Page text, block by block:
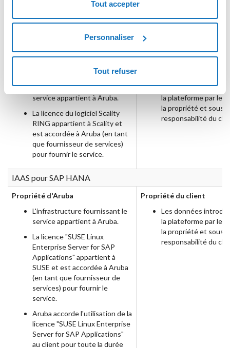
Tout accepter
Personnaliser
Tout refuser
propriété et sous la
Cloud Object Storage
L'infrastructure fournissant le
service appartient à Aruba.
La licence du logiciel Scality
RING appartient à Scality et
est accordée à Aruba (en tant
que fournisseur de services)
pour fournir le service.
Les données
la plateforme par le
la propriété et sous la
responsabilité du
IAAS pour SAP HANA
Propriété d'Aruba
L'infrastructure fournissant le
service appartient à Aruba.
La licence "SUSE Linux
Enterprise Server for SAP
Applications" appartient à
SUSE et est accordée à Aruba
(en tant que fournisseur de
services) pour fournir le
service.
Aruba accorde l'utilisation de la
licence "SUSE Linux Enterprise
Server for SAP Applications"
au client pour toute la durée
Propriété du client
Les données
la plateforme par le
la propriété et sous la
responsabilité du